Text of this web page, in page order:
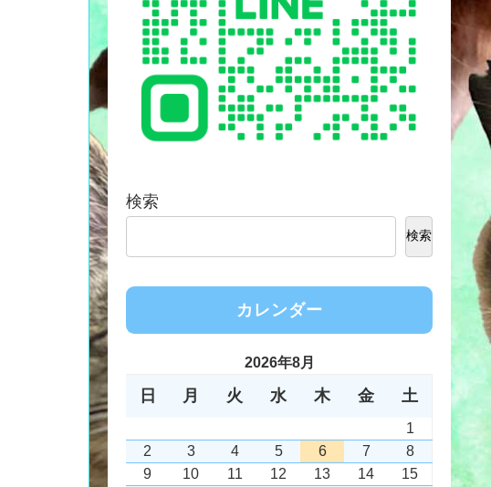
検索
検索
カレンダー
2026年8月
日 月 火 水 木 金 土
1
2
3 4 5 6 7
8
9
10 11 12 13 14
15